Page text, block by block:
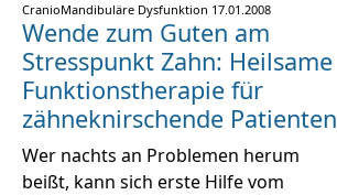
CranioMandibuläre Dysfunktion 17.01.2008
Wende zum Guten am
Stresspunkt Zahn: Heilsame
Funktionstherapie für
zähneknirschende Patienten
Wer nachts an Problemen herum
beißt, kann sich erste Hilfe vom